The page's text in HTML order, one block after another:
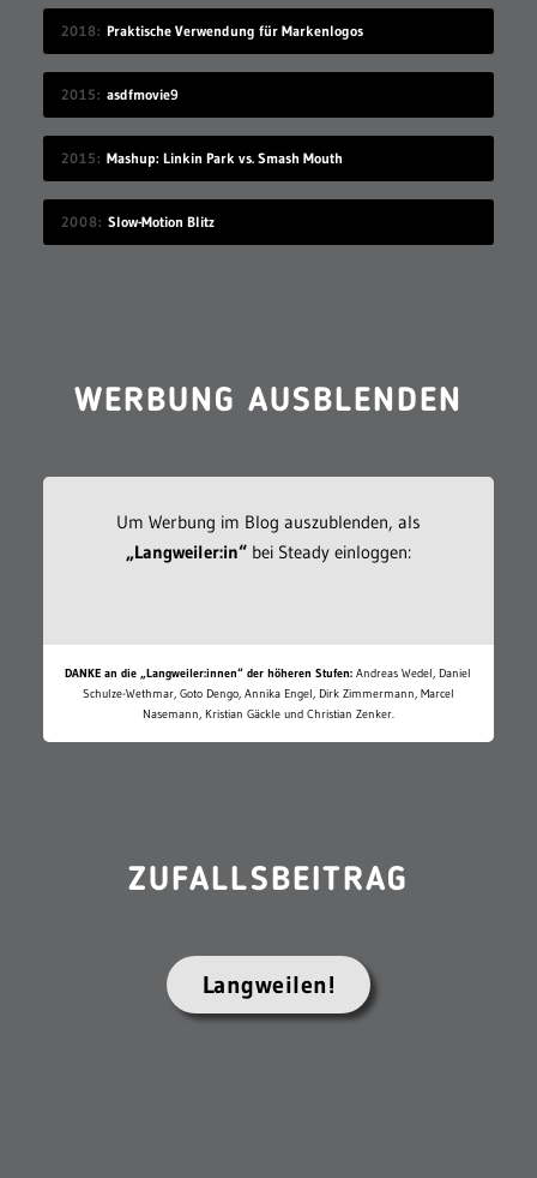
2018 Praktische Verwendung für Markenlogos
2015 asdfmovie9
2015 Mashup: Linkin Park vs. Smash Mouth
2008 Slow-Motion Blitz
WERBUNG AUSBLENDEN
Um Werbung im Blog auszublenden, als
„Langweiler:in“bei Steady einloggen:
DANKE an die „Langweiler:innen“ der höheren Stufen: Andreas Wedel, Daniel
Schulze-Wethmar, Goto Dengo, Annika Engel, Dirk Zimmermann, Marcel
Nasemann, Kristian Gäckle und Christian Zenker.
ZUFALLSBEITRAG
Langweilen!